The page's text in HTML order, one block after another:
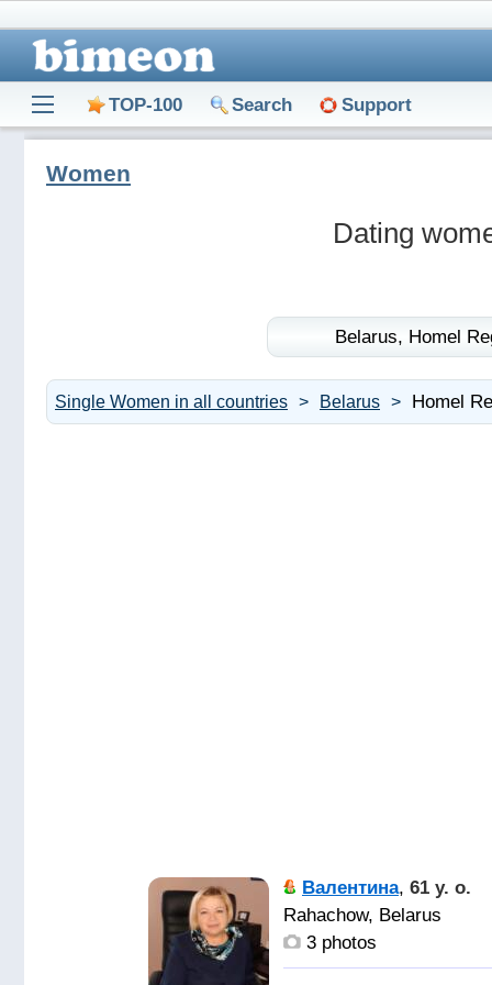
TOP-100 Search Support
Dating
Women
Belarus, Homel
Single Women in all countries Belarus Homel
Валентина, 61 y. o.
Rahachow, Belarus
3 photos